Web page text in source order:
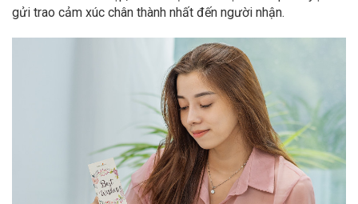
gửi trao cảm xúc chân thành nhất đến người nhận.